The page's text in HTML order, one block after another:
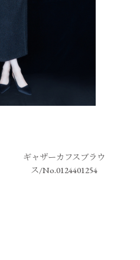
ギャザーカフスブラウ
ス/No.0124401254